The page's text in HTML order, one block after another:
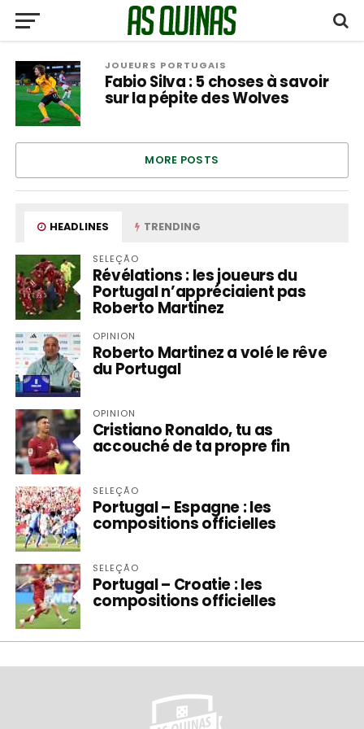
JOUEURS PORTUGAIS
Fabio Silva : 5 choses à savoir
sur la pépite des Wolves
MORE POSTS
HEADLINES TRENDING
SELEÇÃO
Révélations : les joueurs du
Portugal n’appréciaient pas
Roberto Martinez
OPINION
Roberto Martinez a volé le rêve
du Portugal
OPINION
Cristiano Ronaldo, tu as
accouché de ta propre fin
SELEÇÃO
Portugal – Espagne : les
compositions officielles
SELEÇÃO
Portugal – Croatie : les
compositions officielles